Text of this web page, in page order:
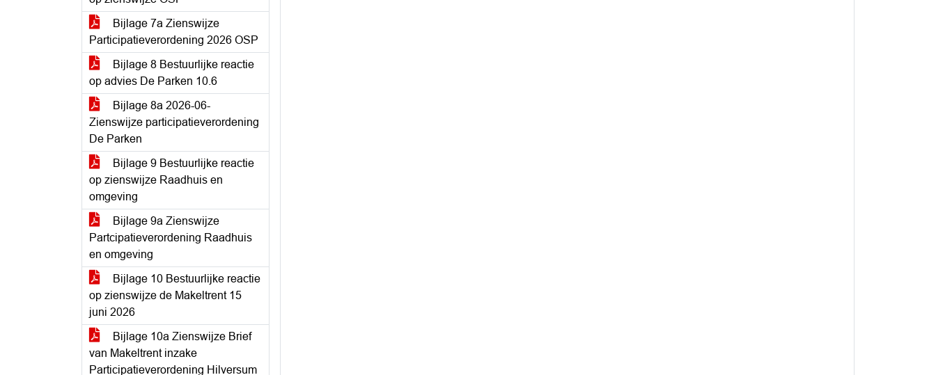
Bijlage 7a Zienswijze
Participatieverordening 2026 OSP
Bijlage 8 Bestuurlijke reactie
op advies De Parken 10.6
Bijlage 8a 2026-06-
Zienswijze participatieverordening
De Parken
Bijlage 9 Bestuurlijke reactie
op zienswijze Raadhuis en
omgeving
Bijlage 9a Zienswijze
Partcipatieverordening Raadhuis
en omgeving
Bijlage 10 Bestuurlijke reactie
op zienswijze de Makeltrent 15
juni 2026
Bijlage 10a Zienswijze Brief
van Makeltrent inzake
Participatieverordening Hilversum